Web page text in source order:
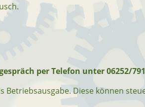
per Telefon unter 06252/
Betriebsausgabe. Diese können